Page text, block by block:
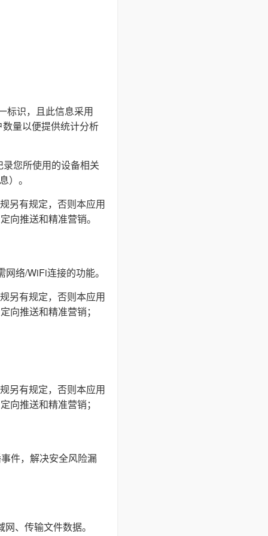
标识，且此信息采用
量以便提供统计分析
您所使用的设备相关
）。
另有规定，否则本应用
向推送和精准营销。
络/WiFi连接的功能。
另有规定，否则本应用
向推送和精准营销；
另有规定，否则本应用
向推送和精准营销；
件，解决安全风险漏
、传输文件数据。